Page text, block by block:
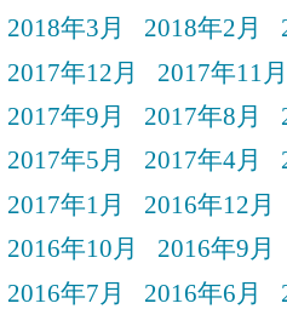
2018年3月
2018年2月
2017年12月
2017年11月
2017年9月
2017年8月
2017年5月
2017年4月
2017年1月
2016年12月
2016年10月
2016年9月
2016年7月
2016年6月